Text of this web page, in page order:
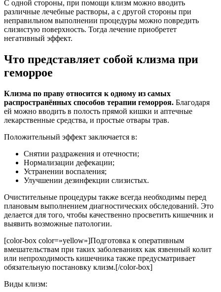
С одной стороны, при помощи клизм можно вводить
различные лечебные растворы, а с другой стороны при
неправильном выполнении процедуры можно повредить
слизистую поверхность. Тогда лечение приобретет
негативный эффект.
Что представляет собой клизма при
геморрое
Клизма по праву относится к одному из самых
распространённых способов терапии геморроя. Благодаря
ей можно вводить в полость прямой кишки и аптечные
лекарственные средства, и простые отвары трав.
Положительный эффект заключается в:
Снятии раздражения и отечности;
Нормализации дефекации;
Устранении воспаления;
Улучшении дезинфекции слизистых.
Очистительные процедуры также всегда необходимы перед
плановым выполнением диагностических обследований. Это
делается для того, чтобы качественно просветить кишечник и
выявить возможные патологии.
[color-box color=»yellow»]Подготовка к оперативным
вмешательствам при таких заболеваниях как язвенный колит
или непроходимость кишечника также предусматривает
обязательную постановку клизм.[/color-box]
Виды клизм: